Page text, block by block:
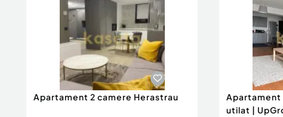
Apartament 2 camere Herastrau
Apartament
utilat |